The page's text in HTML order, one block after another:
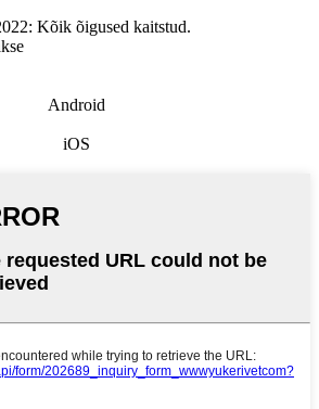
Kõik õigused kaitstud.
Android
iOS